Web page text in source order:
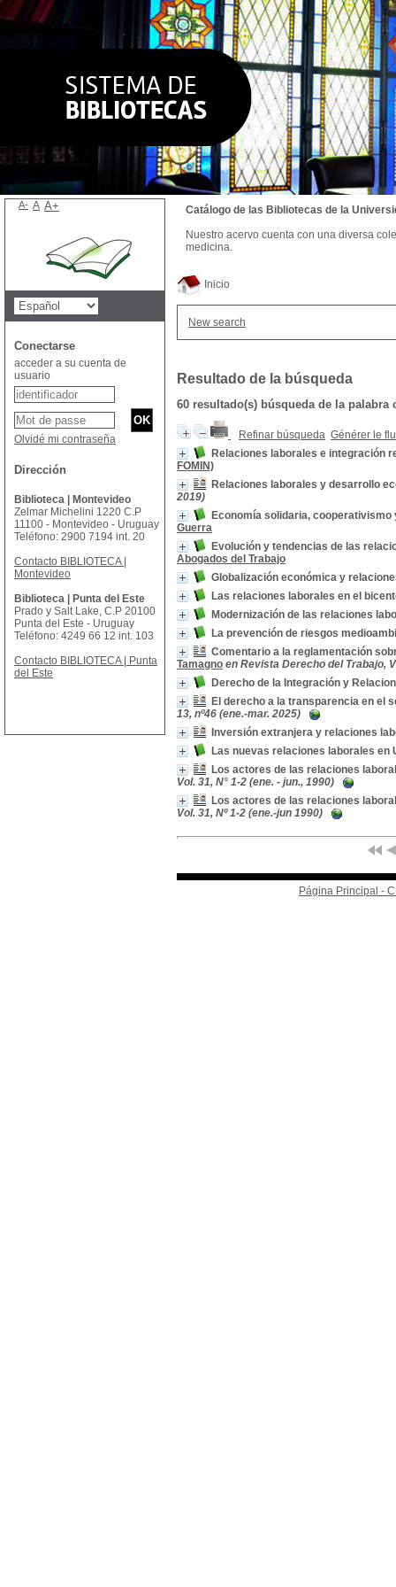
Inicio
New search
Resultado de la búsqueda
60 resultado(s) búsqueda de la palabra
Refinar búsqueda Générer le
Relaciones laborales e integración
FOMIN)
Relaciones laborales y desarrollo
2019)
Economía solidaria,
Guerra
Evolución y tendencias de las
Abogados del Trabajo
Globalización económica y
Las relaciones laborales en el
Modernización de las relaciones
La prevención de riesgos
Comentario a la reglamentación
Tamagno en Revista Derecho del Trabajo,
Derecho de la Integración y
El derecho a la transparencia en el
13, nº46 (ene.-mar. 2025)
Inversión extranjera y relaciones
Las nuevas relaciones laborales en
Los actores de las relaciones
Vol. 31, N° 1-2 (ene. - jun., 1990)
Los actores de las relaciones
Vol. 31, Nº 1-2 (ene.-jun 1990)
Página Principal -
Catálogo de las Bibliotecas de la
Nuestro acervo cuenta con una diversa
medicina.
A- A A+
Conectarse
acceder a su cuenta de
usuario
Olvidé mi contraseña
Dirección
Biblioteca | Montevideo
Zelmar Michelini 1220 C.P
11100 - Montevideo - Uruguay
Teléfono: 2900 7194 int. 20
Contacto BIBLIOTECA |
Montevideo
Biblioteca | Punta del Este
Prado y Salt Lake, C.P 20100
Punta del Este - Uruguay
Teléfono: 4249 66 12 int. 103
Contacto BIBLIOTECA | Punta
del Este